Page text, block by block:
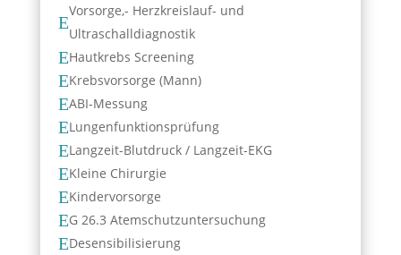
E
Vorsorge,- Herzkreislauf- und
Ultraschalldiagnostik
EHautkrebs Screening
EKrebsvorsorge (Mann)
EABI-Messung
ELungenfunktionsprüfung
ELangzeit-Blutdruck / Langzeit-EKG
EKleine Chirurgie
EKindervorsorge
EG 26.3 Atemschutzuntersuchung
EDesensibilisierung